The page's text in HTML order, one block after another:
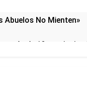
Abuelos No Mienten»
más de 10 provincias